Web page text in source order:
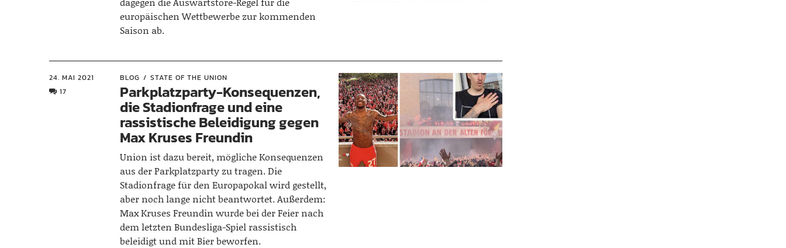
europäischen Wettbewerbe zur kommenden
Saison ab.
24. MAI 2021
17
BLOG STATE OF THE UNION
Parkplatzparty-Konsequenzen,
die Stadionfrage und eine
rassistische Beleidigung gegen
Max Kruses Freundin
Union ist dazu bereit, mögliche Konsequenzen
aus der Parkplatzparty zu tragen. Die
Stadionfrage für den Europapokal wird gestellt,
aber noch lange nicht beantwortet. Außerdem:
Max Kruses Freundin wurde bei der Feier nach
dem letzten Bundesliga-Spiel rassistisch
beleidigt und mit Bier beworfen.